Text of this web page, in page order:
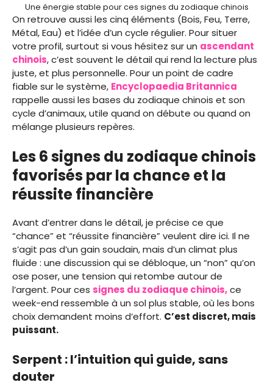
Une énergie stable pour ces signes du zodiaque chinois
On retrouve aussi les cinq éléments (Bois, Feu, Terre,
Métal, Eau) et l’idée d’un cycle régulier. Pour situer
votre profil, surtout si vous hésitez sur un ascendant
chinois, c’est souvent le détail qui rend la lecture plus
juste, et plus personnelle. Pour un point de cadre
fiable sur le système, Encyclopaedia Britannica
rappelle aussi les bases du zodiaque chinois et son
cycle d’animaux, utile quand on débute ou quand on
mélange plusieurs repères.
Les 6 signes du zodiaque chinois
favorisés par la chance et la
réussite financière
Avant d’entrer dans le détail, je précise ce que
“chance” et “réussite financière” veulent dire ici. Il ne
s’agit pas d’un gain soudain, mais d’un climat plus
fluide : une discussion qui se débloque, un “non” qu’on
ose poser, une tension qui retombe autour de
l’argent. Pour ces signes du zodiaque chinois,ce
week-end ressemble à un sol plus stable, où les bons
choix demandent moins d’effort. C’est discret, mais
puissant.
Serpent : l’intuition qui guide, sans
douter